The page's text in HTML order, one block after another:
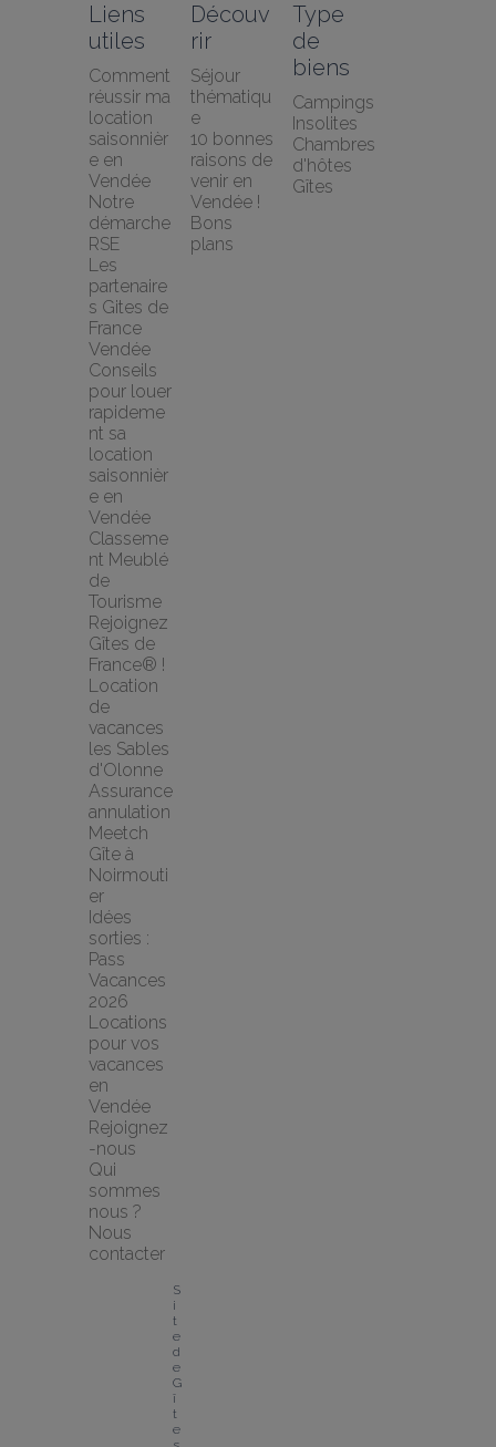
Liens
utiles
Comment
réussir ma
location
saisonnièr
e en
Vendée
Notre
démarche
RSE
Les
partenaire
s Gites de
France
Vendée
Conseils
pour louer
rapideme
nt sa
location
saisonnièr
e en
Vendée
Classeme
nt Meublé
de
Tourisme
Rejoignez
Gîtes de
France® !
Location
de
vacances
les Sables
d'Olonne
Assurance
annulation
Meetch
Gîte à
Noirmouti
er
Idées
sorties :
Pass
Vacances
2026
Locations
pour vos
vacances
en
Vendée
Rejoignez
-nous
Qui
sommes
nous ?
Nous
contacter
Découv
rir
Séjour
thématiqu
e
10 bonnes
raisons de
venir en
Vendée !
Bons
plans
Type
de
biens
Campings
Insolites
Chambres
d'hôtes
Gîtes
S
i
t
e
d
e
G
î
t
e